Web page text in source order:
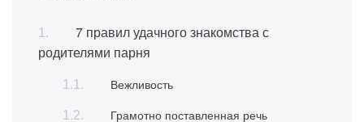
7 правил удачного знакомства с
родителями парня
Вежливость
Грамотно поставленная речь